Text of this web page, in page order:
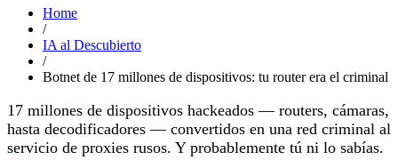
Home
/
IA al Descubierto
/
Botnet de 17 millones de dispositivos: tu router era el criminal
17 millones de dispositivos hackeados — routers, cámaras,
hasta decodificadores — convertidos en una red criminal al
servicio de proxies rusos. Y probablemente tú ni lo sabías.